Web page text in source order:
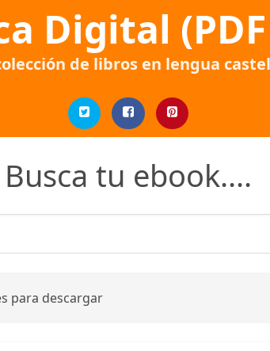
Digital (PDF
de libros en lengua
Busca tu ebook....
para descargar